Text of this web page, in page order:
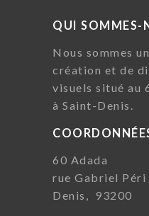
QUI SOMMES-
Nous sommes
création et de
visuels situé au
à Saint-Denis.
60
rue Gabriel
Denis, 93200